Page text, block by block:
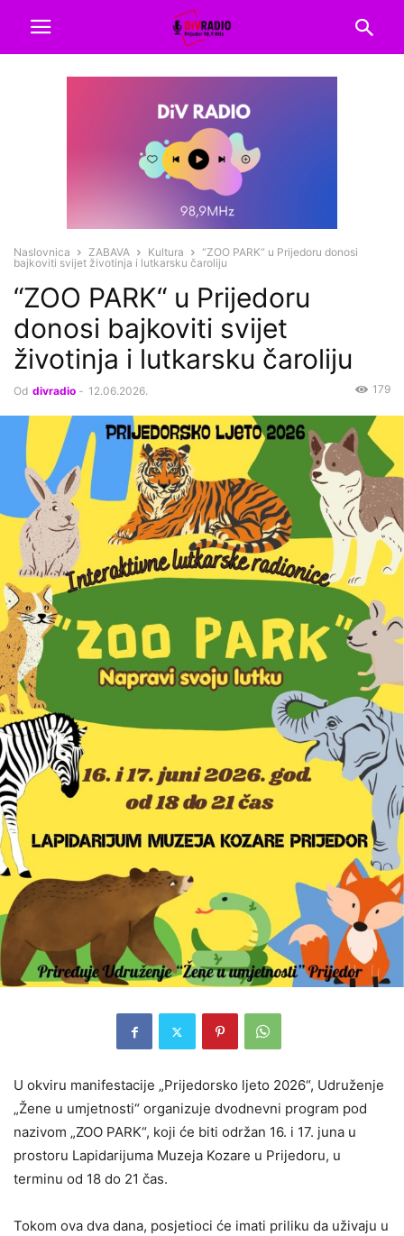
Naslovnica ZABAVA Kultura
“ZOO PARK“ u Prijedoru donosi
bajkoviti svijet životinja i lutkarsku čaroliju
“ZOO PARK“ u Prijedoru
donosi bajkoviti svijet
životinja i lutkarsku čaroliju
Od divradio - 12.06.2026. 179
U okviru manifestacije „Prijedorsko ljeto 2026“, Udruženje
„Žene u umjetnosti“ organizuje dvodnevni program pod
nazivom „ZOO PARK“, koji će biti održan 16. i 17. juna u
prostoru Lapidarijuma Muzeja Kozare u Prijedoru, u
terminu od 18 do 21 čas.
Tokom ova dva dana, posjetioci će imati priliku da uživaju u